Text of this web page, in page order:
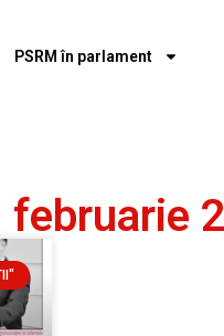
PSRM în parlament
februarie